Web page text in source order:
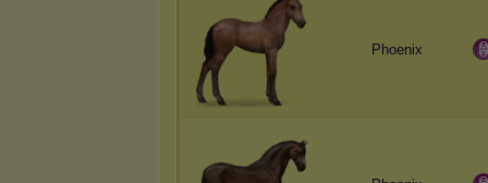
Phoenix